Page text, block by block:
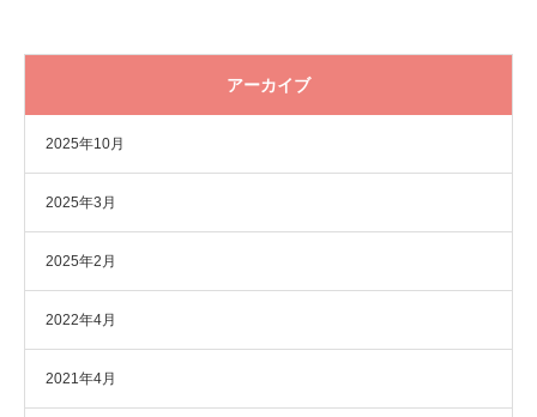
アーカイブ
2025年10月
2025年3月
2025年2月
2022年4月
2021年4月